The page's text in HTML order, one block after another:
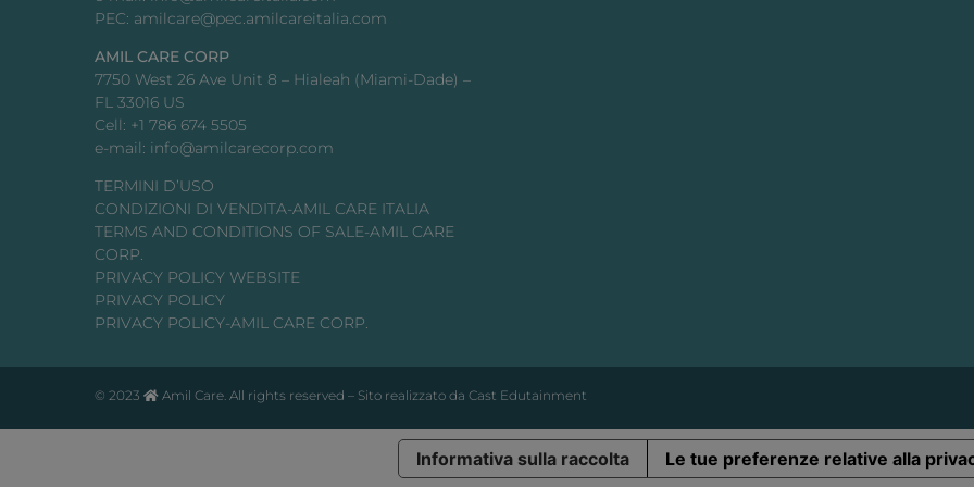
PEC: amilcare@pec.amilcareitalia.com
AMIL CARE CORP
7750 West 26 Ave Unit 8 – Hialeah (Miami-Dade) –
FL 33016 US
Cell: +1 786 674 5505
e-mail: info@amilcarecorp.com
TERMINI D’USO
CONDIZIONI DI VENDITA-AMIL CARE ITALIA
TERMS AND CONDITIONS OF SALE-AMIL CARE
CORP.
PRIVACY POLICY WEBSITE
PRIVACY POLICY
PRIVACY POLICY-AMIL CARE CORP.
© 2023 Amil Care. All rights reserved – Sito realizzato da Cast Edutainment
Informativa sulla raccolta Le tue preferenze relative alla